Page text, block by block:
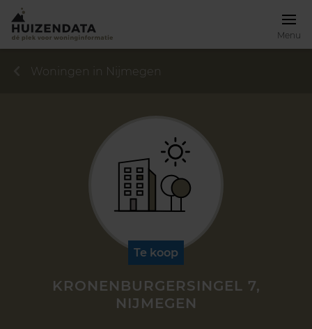
Menu
Woningen in Nijmegen
Te koop
KRONENBURGERSINGEL 7,
NIJMEGEN